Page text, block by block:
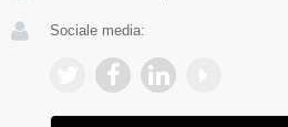
Sociale media: